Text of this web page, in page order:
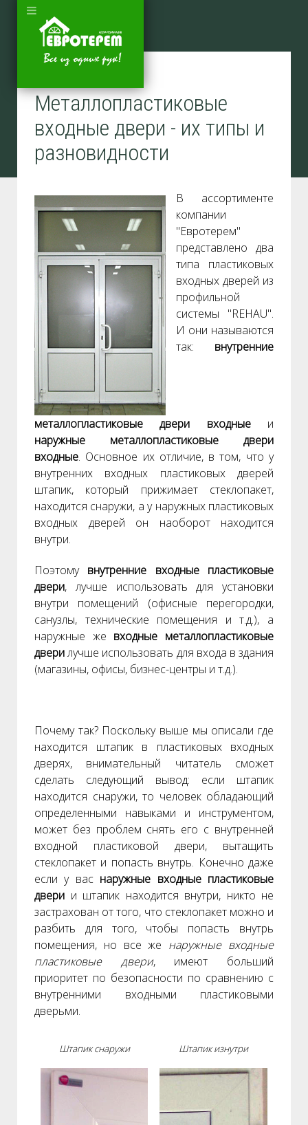
Металлопластиковые
входные двери - их типы и
разновидности
В ассортименте
компании
"Евротерем"
представлено два
типа пластиковых
входных дверей из
профильной
системы "REHAU".
И они называются
так: внутренние
металлопластиковые двери входныеи
наружные металлопластиковые двери
входные. Основное их отличие, в том, что у
внутренних входных пластиковых дверей
штапик, который прижимает стеклопакет,
находится снаружи, а у наружных пластиковых
входных дверей он наоборот находится
внутри.
Поэтому внутренние входные пластиковые
двери, лучше использовать для установки
внутри помещений (офисные перегородки,
санузлы, технические помещения и т.д.), а
наружные же входные металлопластиковые
дверилучше использовать для входа в здания
(магазины, офисы, бизнес-центры и т.д.).
Почему так? Поскольку выше мы описали где
находится штапик в пластиковых входных
дверях, внимательный читатель сможет
сделать следующий вывод: если штапик
находится снаружи, то человек обладающий
определенными навыками и инструментом,
может без проблем снять его с внутренней
входной пластиковой двери, вытащить
стеклопакет и попасть внутрь. Конечно даже
если у вас наружные входные пластиковые
двери и штапик находится внутри, никто не
застрахован от того, что стеклопакет можно и
разбить для того, чтобы попасть внутрь
помещения, но все же наружные входные
пластиковые двери, имеют больший
приоритет по безопасности по сравнению с
внутренними входными пластиковыми
дверьми.
Штапик снаружи Штапик изнутри